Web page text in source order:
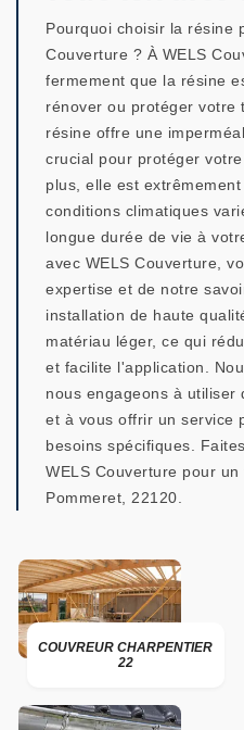
Pourquoi choisir la résine
Couverture ? À WELS
fermement que la résine
rénover ou protéger votre
résine offre une
crucial pour protéger
plus, elle est
conditions climatiques
longue durée de vie à
avec WELS Couverture,
expertise et de notre
installation de haute
matériau léger, ce qui
et facilite l'application.
nous engageons à utiliser
et à vous offrir un service
besoins spécifiques.
WELS Couverture pour
Pommeret, 22120.
COUVREUR CHARPENTIER
22